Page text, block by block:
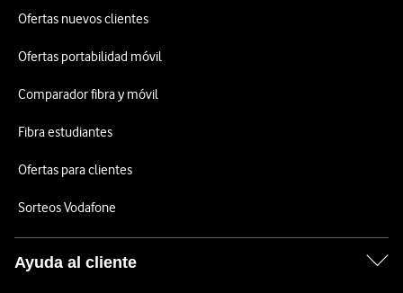
Ofertas nuevos clientes
Ofertas portabilidad móvil
Comparador fibra y móvil
Fibra estudiantes
Ofertas para clientes
Sorteos Vodafone
Ayuda al cliente